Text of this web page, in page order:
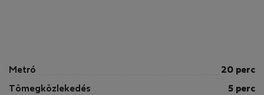
Metró 20 perc
Tömegközlekedés 5 perc